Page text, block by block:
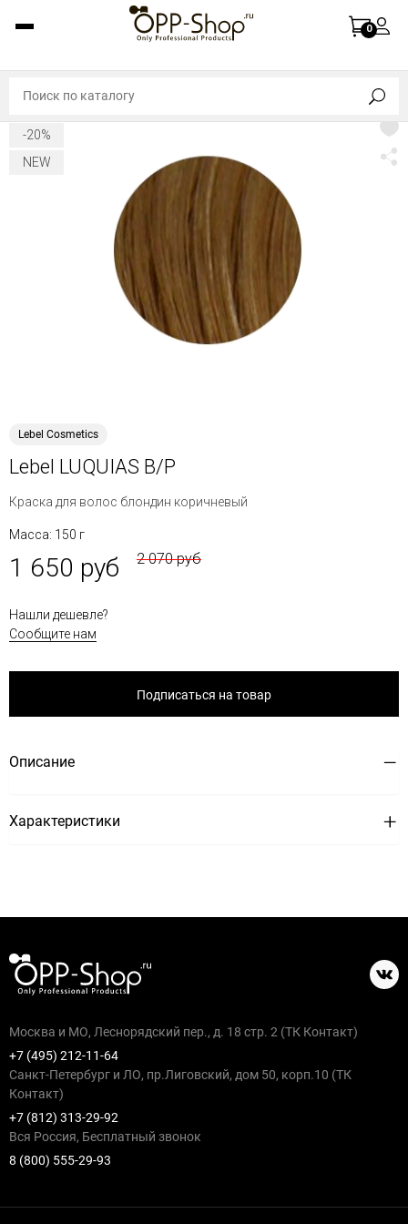
0
-20%
NEW
Lebel Cosmetics
Lebel LUQUIAS B/P
Краска для волос блондин коричневый
Масса: 150 г
1 650 руб 2 070 руб
Нашли дешевле?
Сообщите нам
Подписаться на товар
Описание
Характеристики
Москва и МО, Леснорядский пер., д. 18 стр. 2 (ТК Контакт)
+7 (495) 212-11-64
Санкт-Петербург и ЛО, пр.Лиговский, дом 50, корп.10 (ТК
Контакт)
+7 (812) 313-29-92
Вся Россия, Бесплатный звонок
8 (800) 555-29-93